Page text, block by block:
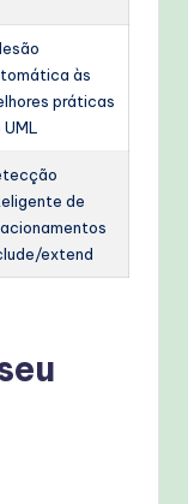
às
práticas
UML
de
extend